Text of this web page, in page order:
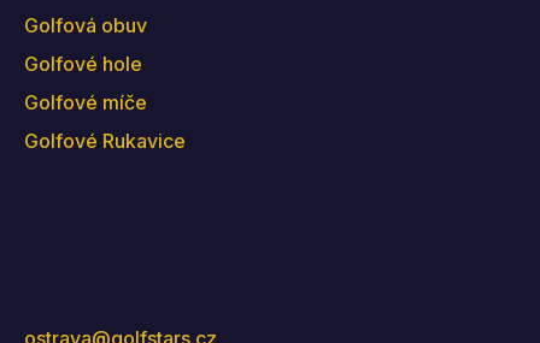
Golfová obuv
Golfové hole
Golfové míče
Golfové Rukavice
ostrava@golfstars.cz